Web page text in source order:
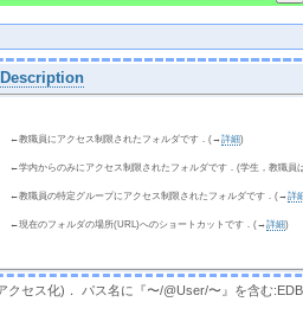
Description
←教職員にアクセス制限されたフォルダです．(→詳細)
←学内からのみにアクセス制限されたフォルダです．(学生，教職
←教職員の特定グループにアクセス制限されたフォルダです．(→詳
←現在のフォルダの場所(URL)へのショートカットです．(→詳細)
セス化)． パス名に『〜/@User/〜』を含む